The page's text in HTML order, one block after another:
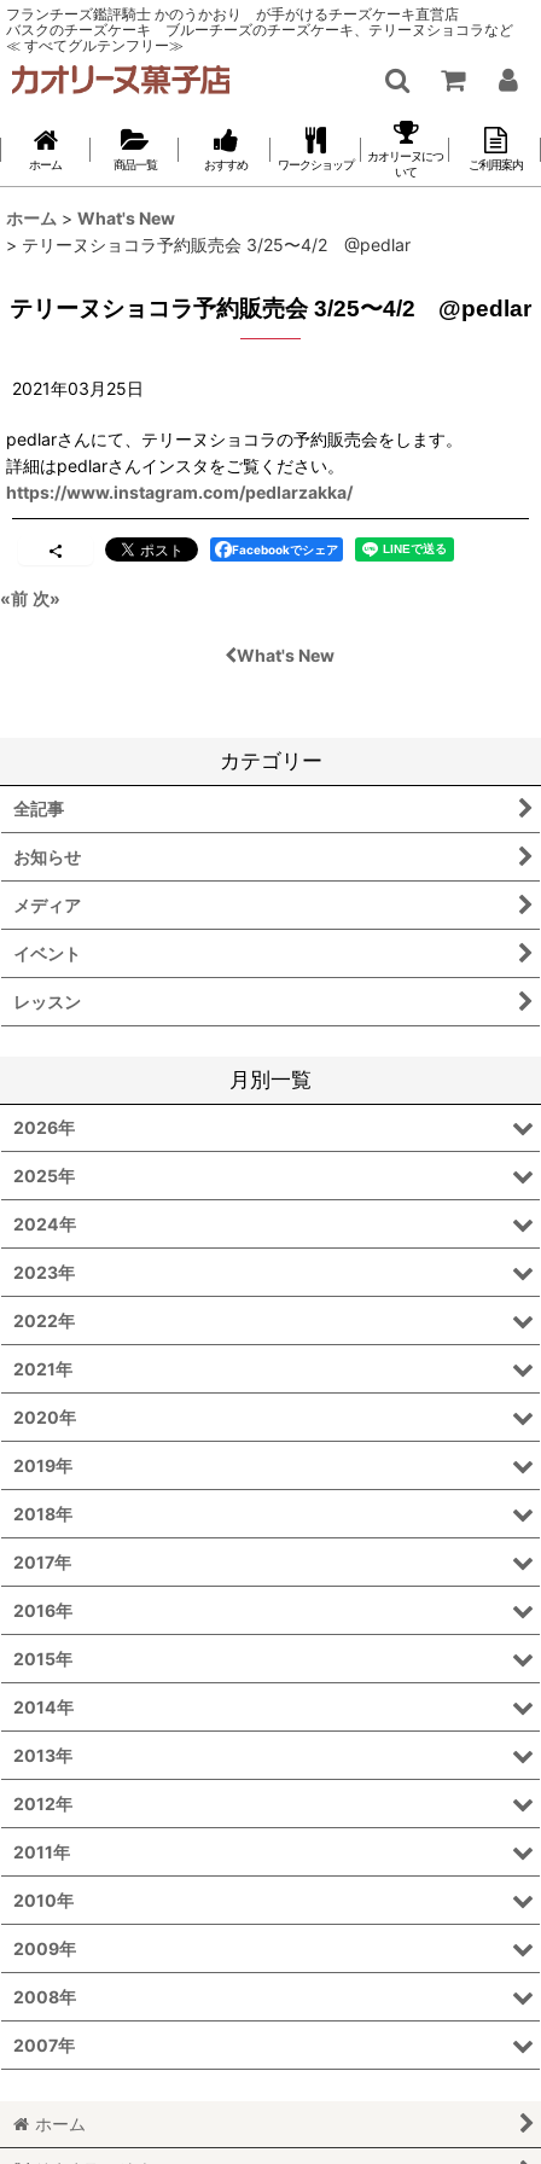
フランチーズ鑑評騎士 かのうかおり が手がけるチーズケーキ直営店
バスクのチーズケーキ ブルーチーズのチーズケーキ、テリーヌショコラなど
≪ すべてグルテンフリー≫
ホーム 商品一覧 おすすめ ワークショップ
カオリーヌにつ
いて
ご利用案内
ホーム > What's New
> テリーヌショコラ予約販売会 3/25〜4/2 @pedlar
テリーヌショコラ予約販売会 3/25〜4/2 @pedlar
2021年03 月 25日
pedlarさんにて、テリーヌショコラの予約販売会をします。
詳細はpedlarさんインスタをご覧ください。
https://www.instagram.com/pedlarzakka/
Facebookでシェア
«前 次»
What's New
カテゴリー
全記事
お知らせ
メディア
イベント
レッスン
月別一覧
2026年
2025年
2024年
2023年
2022年
2021年
2020年
2019年
2018年
2017年
2016年
2015年
2014年
2013年
2012年
2011年
2010年
2009年
2008年
2007年
ホーム